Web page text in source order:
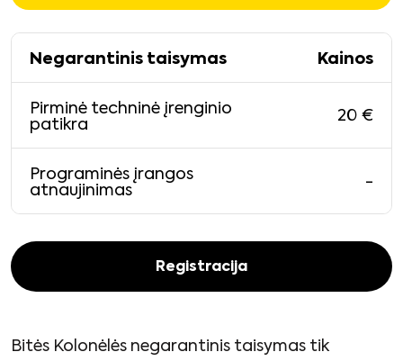
Negarantinis taisymas Kainos
Pirminė techninė įrenginio
patikra
20 €
Programinės įrangos
atnaujinimas
-
Registracija
Bitės Kolonėlės negarantinis taisymas tik